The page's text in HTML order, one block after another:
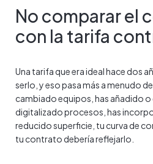
No comparar el
con la tarifa
Una tarifa que era ideal hace dos
serlo, y eso pasa más a menudo
cambiado equipos, has añadido
digitalizado procesos, has
reducido superficie, tu curva de
tu contrato debería reflejarlo.